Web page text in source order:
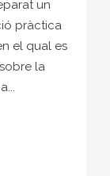
un
pràctica
el qual es
la